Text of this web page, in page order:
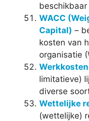
WACC
Capital) –
kosten van
organisatie
limitatieve)
diverse
Wettelijke
(wettelijke)